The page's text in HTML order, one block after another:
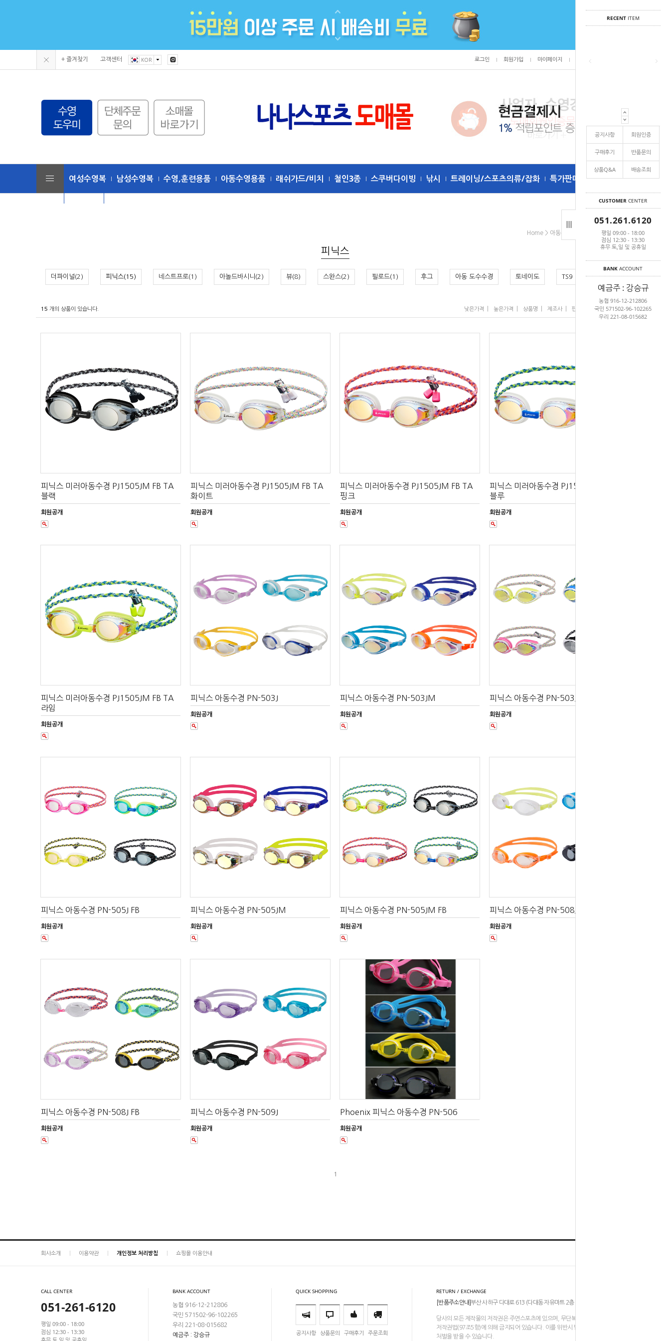
RECENTITEM
공지사항 회원인증
구매후기 반품문의
상품Q&A 배송조희
CUSTOMER CENTER
051.261.6120
평일 09:00 - 18:00
점심 12:30 - 13:30
휴무 토,일 및 공휴일
BANK ACCOUNT
예금주 : 강승규
농협 916-12-212806
국민 571502-96-102265
우리 221-08-015682
+ 즐겨찾기 고객센터 KOR 로그인 회원가입 마이페이지
여성수영복 남성수영복 수영,훈련용품 아동수영용품 래쉬가드/비치 철인3종 스쿠버다이빙 낚시 트레이닝/스포츠의류/잡화 특가판매
Home > 아동수영용품 아동수경 >피닉스
피닉스
더파이널(2) 피닉스(15) 네스트프로(1) 아놀드바시니(2) 뷰(8) 스완스(2) 필로드(1) 후그 아동 도수수경 토네이도 TS9 제이커스
15 개의 상품이 있습니다. 낮은가격 높은가격 상품명 제조사| 판매순위 | 많이 본 상품
피닉스 미러아동수경 PJ1505JM FB TA
블랙
회원공개
피닉스 미러아동수경 PJ1505JM FB TA
화이트
회원공개
피닉스 미러아동수경 PJ1505JM FB TA
핑크
회원공개
피닉스 미러아동수경 PJ1505JM FB TA
블루
회원공개
피닉스 미러아동수경 PJ1505JM FB TA
라임
회원공개
피닉스 아동수경 PN-503J
회원공개
피닉스 아동수경 PN-503JM
회원공개
피닉스 아동수경 PN-503JM FB
회원공개
피닉스 아동수경 PN-505J FB
회원공개
피닉스 아동수경 PN-505JM
회원공개
피닉스 아동수경 PN-505JM FB
회원공개
피닉스 아동수경 PN-508J
회원공개
피닉스 아동수경 PN-508J FB
회원공개
피닉스 아동수경 PN-509J
회원공개
Phoenix 피닉스 아동수경 PN-506
회원공개
1
회사소개 이용약관 개인정보 처리방침 쇼핑몰 이용안내
CALL CENTER
051-261-6120
평일 09:00 - 18:00
점심 12:30 - 13:30
BANK ACCOUNT
농협 916-12-212806
국민 571502-96-102265
우리 221-08-015682
예금주 : 강승규
QUICK SHOPPING
공지사항 상품문의 구매후기 주문조회
RETURN / EXCHANGE
[반품주소안내]부산 사하구 다대로 613 (다대동 자유마트 2층 206-211호)
당사의 모든 제작물의 저작권은 주연스포츠에 있으며, 무단복제나 도용은
저작권법(97조5항)에 의해 금지되어 있습니다. 이를 위반시 법적인
처벌을 받을 수 있습니다.